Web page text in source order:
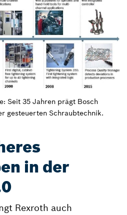
Seit 35 Jahren prägt Bosch
gesteuerten Schraubtechnik.
in der
Rexroth auch